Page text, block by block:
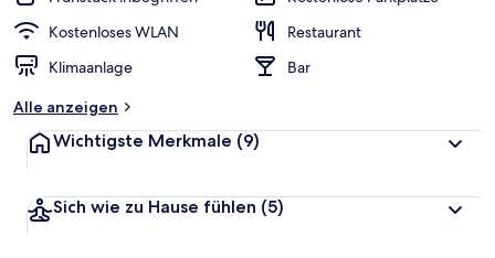
e
r
Kostenloses WLAN
Restaurant
Klimaanlage
Bar
Alle anzeigen
Wichtigste Merkmale (9)
Sich wie zu Hause fühlen (5)